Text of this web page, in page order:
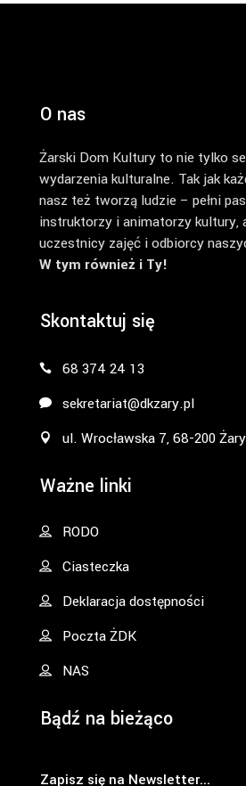
O nas
Żarski Dom Kultury to nie tylko
wydarzenia kulturalne. Tak jak
nasz też tworzą ludzie – pełni
instruktorzy i animatorzy kultury,
uczestnicy zajęć i odbiorcy
W tym również i Ty!
Skontaktuj się
68 374 24 13
sekretariat@dkzary.pl
ul. Wrocławska 7, 68-200 Żary
Ważne linki
RODO
Ciasteczka
Deklaracja dostępności
Poczta ŻDK
NAS
Bądź na bieżąco